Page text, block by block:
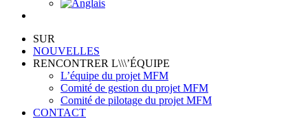
SUR
NOUVELLES
RENCONTRER L\\\’ÉQUIPE
L’équipe du projet MFM
Comité de gestion du projet MFM
Comité de pilotage du projet MFM
CONTACT